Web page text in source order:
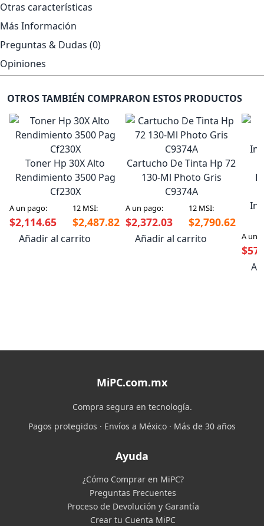
Otras características
Más Información
Preguntas & Dudas (0)
Opiniones
OTROS TAMBIÉN COMPRARON ESTOS PRODUCTOS
Toner Hp 30X Alto
Rendimiento 3500 Pag
Cf230X
A un pago: 12 MSI:
$2,114.65 $2,487.82
Añadir al carrito
Cartucho De Tinta Hp 72
130-Ml Photo Gris
C9374A
A un pago: 12 MSI:
$2,372.03 $2,790.62
Añadir al carrito A un
MiPC.com.mx
Compra segura en tecnología.
Pagos protegidos · Envíos a México · Más de 30 años
Ayuda
¿Cómo Comprar en MiPC?
Preguntas Frecuentes
Proceso de Devolución y Garantía
Crear tu Cuenta MiPC